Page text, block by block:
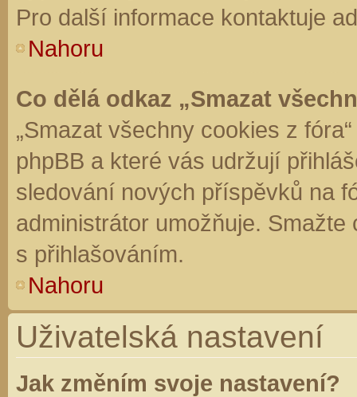
Pro další informace kontaktuje
Nahoru
Co dělá odkaz „Smazat
„Smazat všechny cookies z
phpBB a které vás udržují
sledování nových příspěvků na
administrátor umožňuje.
s přihlašováním.
Nahoru
Uživatelská nastavení
Jak změním svoje nastavení?